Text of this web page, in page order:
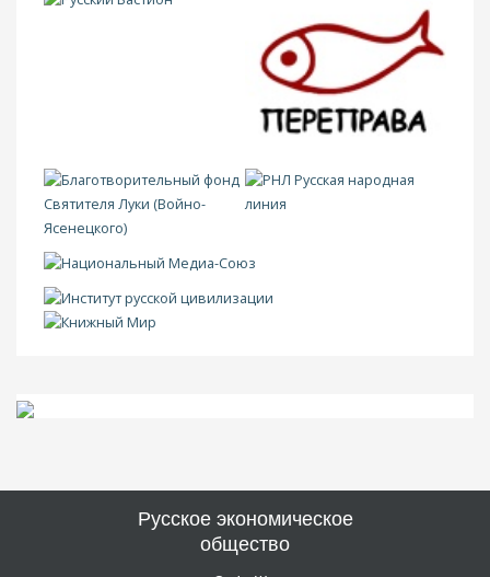
Русское экономическое
общество